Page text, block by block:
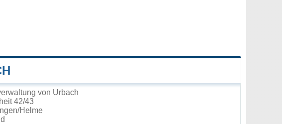
von Urbach
42/43
Helme